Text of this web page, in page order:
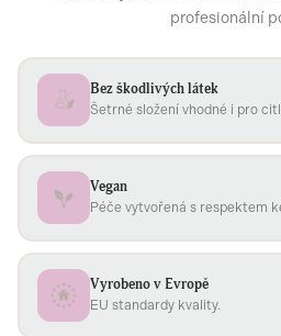
profesionální
Bez škodlivých látek
Šetrné složení vhodné i pro
Vegan
Péče vytvořená s respektem
Vyrobeno v Evropě
EU standardy kvality.